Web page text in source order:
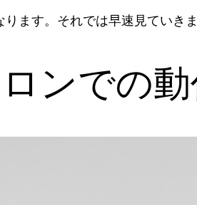
ます。それでは早速見ていきま
ンでの